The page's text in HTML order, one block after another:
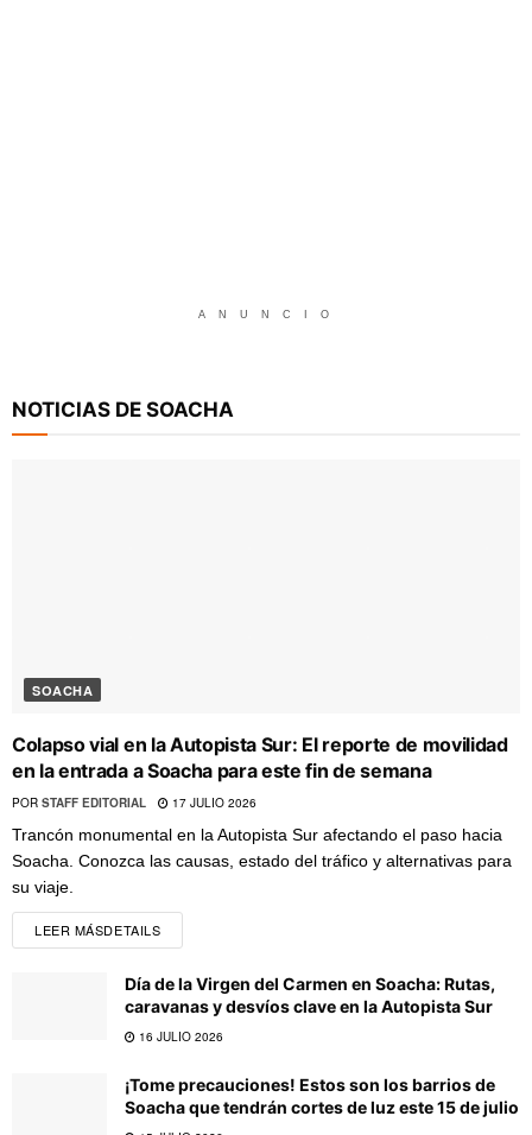
A N U N C I O
NOTICIAS DE SOACHA
SOACHA
Colapso vial en la Autopista Sur: El reporte de movilidad
en la entrada a Soacha para este fin de semana
POR STAFF EDITORIAL 17 JULIO 2026
Trancón monumental en la Autopista Sur afectando el paso hacia
Soacha. Conozca las causas, estado del tráfico y alternativas para
su viaje.
LEER MÁSDETAILS
Día de la Virgen del Carmen en Soacha: Rutas,
caravanas y desvíos clave en la Autopista Sur
16 JULIO 2026
¡Tome precauciones! Estos son los barrios de
Soacha que tendrán cortes de luz este 15 de julio